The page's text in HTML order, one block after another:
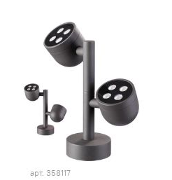
арт. 358117